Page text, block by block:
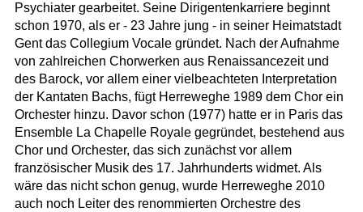
Psychiater gearbeitet. Seine Dirigentenkarriere beginnt
schon 1970, als er - 23 Jahre jung - in seiner Heimatstadt
Gent das Collegium Vocale gründet. Nach der Aufnahme
von zahlreichen Chorwerken aus Renaissancezeit und
des Barock, vor allem einer vielbeachteten Interpretation
der Kantaten Bachs, fügt Herreweghe 1989 dem Chor ein
Orchester hinzu. Davor schon (1977) hatte er in Paris das
Ensemble La Chapelle Royale gegründet, bestehend aus
Chor und Orchester, das sich zunächst vor allem
französischer Musik des 17. Jahrhunderts widmet. Als
wäre das nicht schon genug, wurde Herreweghe 2010
auch noch Leiter des renommierten Orchestre des